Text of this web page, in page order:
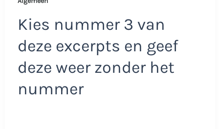
Kies nummer 3 van
deze excerpts en geef
deze weer zonder het
nummer